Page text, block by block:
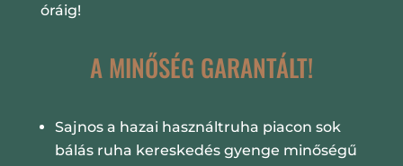
óráig!
A MINŐSÉG GARANTÁLT!
Sajnos a hazai használtruha piacon sok
bálás ruha kereskedés gyenge minőségű